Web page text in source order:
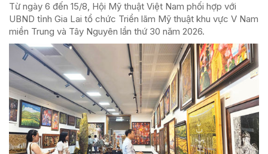
Từ ngày 6 đến 15/8, Hội Mỹ thuật Việt Nam phối hợp với
UBND tỉnh Gia Lai tổ chức Triển lãm Mỹ thuật khu vực V Nam
miền Trung và Tây Nguyên lần thứ 30 năm 2026.